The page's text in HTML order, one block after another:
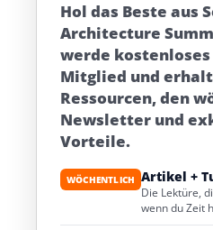
Hol das Beste aus
Architecture
werde
Mitglied und
Ressourcen, den
Newsletter und
Vorteile.
WÖCHENTLICH Artikel +
Die Lektüre,
wenn du Zeit